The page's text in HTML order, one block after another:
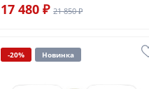
17 480 ₽ 21 850 ₽
-20% Новинка